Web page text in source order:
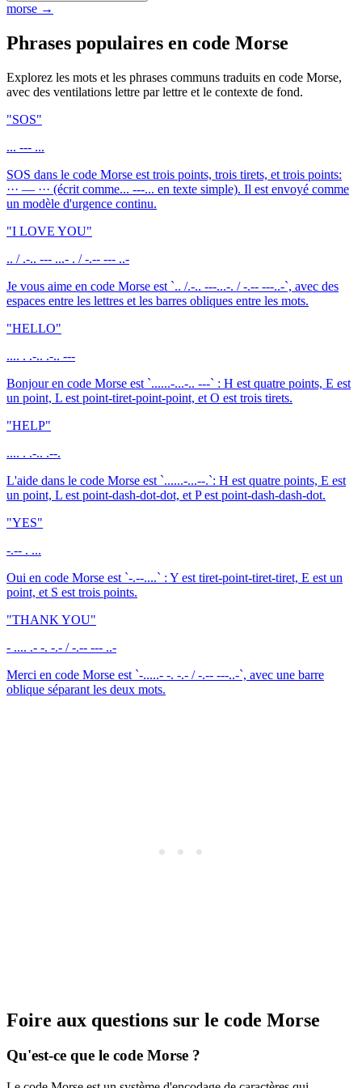
morse →
Phrases populaires en code Morse
Explorez les mots et les phrases communs traduits en code Morse,
avec des ventilations lettre par lettre et le contexte de fond.
"SOS"
... --- ...
SOS dans le code Morse est trois points, trois tirets, et trois points:
··· –– ··· (écrit comme... ---... en texte simple). Il est envoyé comme
un modèle d'urgence continu.
"I LOVE YOU"
.. / .-.. --- ...- . / -.-- --- ..-
Je vous aime en code Morse est `.. /.-.. ---...-. / -.-- ---..-`, avec des
espaces entre les lettres et les barres obliques entre les mots.
"HELLO"
.... . .-.. .-.. ---
Bonjour en code Morse est `......-...-.. ---` : H est quatre points, E est
un point, L est point-tiret-point-point, et O est trois tirets.
"HELP"
.... . .-.. .--.
L'aide dans le code Morse est `......-...--.`: H est quatre points, E est
un point, L est point-dash-dot-dot, et P est point-dash-dash-dot.
"YES"
-.-- . ...
Oui en code Morse est `-.--....` : Y est tiret-point-tiret-tiret, E est un
point, et S est trois points.
"THANK YOU"
- .... .- -. -.- / -.-- --- ..-
Merci en code Morse est `-.....- -. -.- / -.-- ---..-`, avec une barre
oblique séparant les deux mots.
Foire aux questions sur le code Morse
Qu'est-ce que le code Morse ?